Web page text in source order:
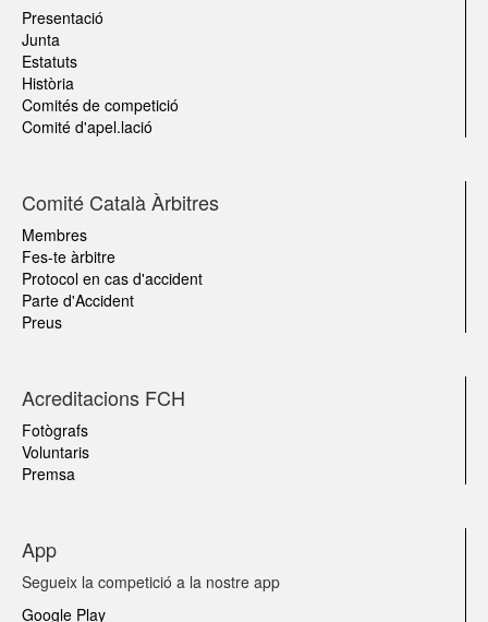
Presentació
Junta
Estatuts
Història
Comités de competició
Comité d'apel.lació
Comité Català Àrbitres
Membres
Fes-te àrbitre
Protocol en cas d'accident
Parte d'Accident
Preus
Acreditacions FCH
Fotògrafs
Voluntaris
Premsa
App
Segueix la competició a la nostre app
Google Play